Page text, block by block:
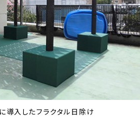
入したフラクタル日除け